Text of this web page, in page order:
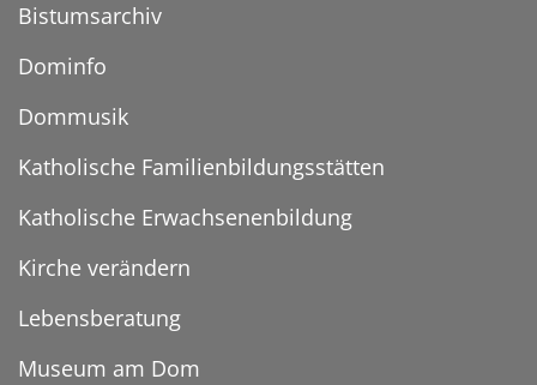
Bistumsarchiv
Dominfo
Dommusik
Katholische Familienbildungsstätten
Katholische Erwachsenenbildung
Kirche verändern
Lebensberatung
Museum am Dom